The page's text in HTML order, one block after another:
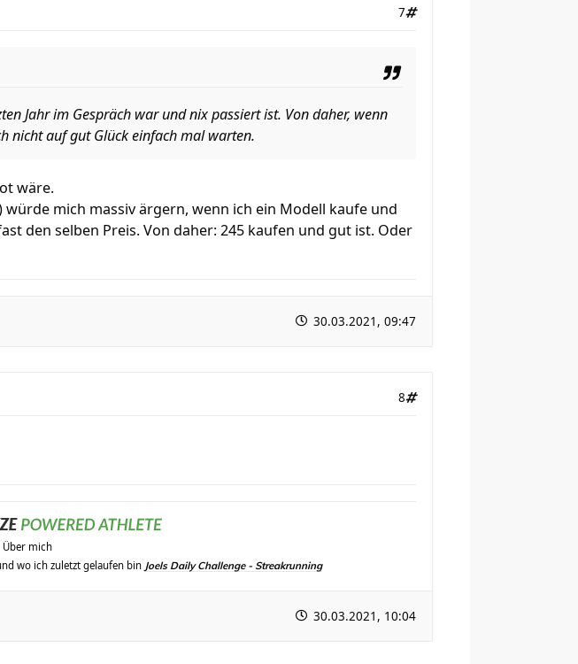
7
Jahr im Gespräch war und nix passiert ist. Von daher, wenn
nicht auf gut Glück einfach mal warten.
wäre.
mich massiv ärgern, wenn ich ein Modell kaufe und
den selben Preis. Von daher: 245 kaufen und gut ist. Oder
30.03.2021, 09:47
8
Über mich
wo ich zuletzt gelaufen bin Joels Daily Challenge - Streakrunning
30.03.2021, 10:04